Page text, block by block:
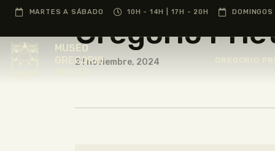
MARTES A SÁBADO 10H - 14H | 17H - 20H
MUSEO
GREGORIO
Gregorio
21 noviembre, 2024